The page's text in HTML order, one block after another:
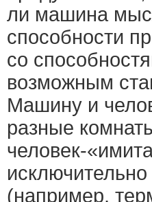
ли машина
способности
со
возможным
Машину и
разные
человек-
(например,